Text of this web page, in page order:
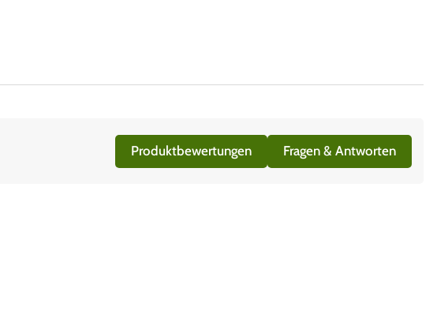
Produktbewertungen Fragen & Antworten